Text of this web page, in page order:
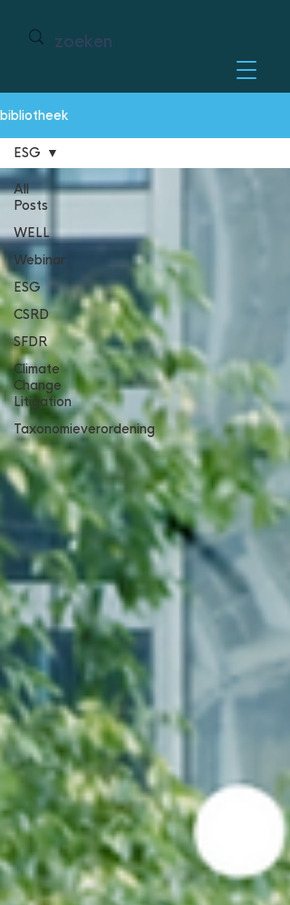
bibliotheek
All
Posts
WELL
Webinar
ESG
CSRD
SFDR
Climate
Change
Litigation
Taxonomieverordening
ESG